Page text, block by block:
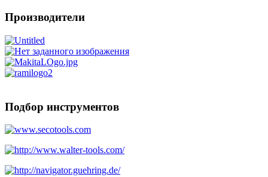
Производители
Подбор инструментов